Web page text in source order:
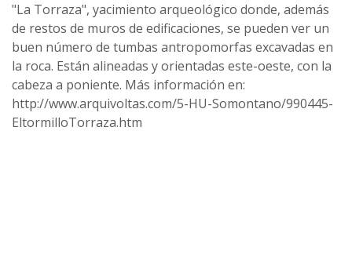
"La Torraza", yacimiento arqueológico donde, además
de restos de muros de edificaciones, se pueden ver un
buen número de tumbas antropomorfas excavadas en
la roca. Están alineadas y orientadas este-oeste, con la
cabeza a poniente. Más información en:
http://www.arquivoltas.com/5-HU-Somontano/990445-
EltormilloTorraza.htm